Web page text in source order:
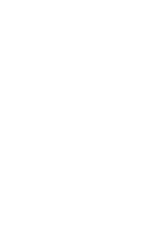
dem FBI
Nun
sondern